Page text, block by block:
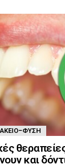
ΦΎΣΗ
και